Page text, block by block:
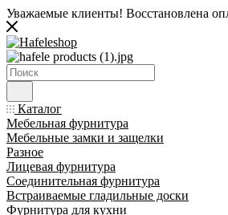
Уважаемые клиенты! Восстановлена
Каталог
Мебельная фурнитура
Мебельные замки и защелки
Разное
Лицевая фурнитура
Соединительная фурнитура
Встраиваемые гладильные доски
Фурнитура для кухни